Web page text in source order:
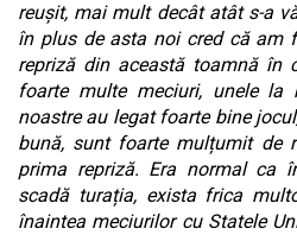
reușit, mai mult decât atât s-a
în plus de asta noi cred că am
repriză din această toamnă în
foarte multe meciuri, unele la
noastre au legat foarte bine
bună, sunt foarte mulțumit de
prima repriză. Era normal ca
scadă turația, exista frica
înaintea meciurilor cu Statele